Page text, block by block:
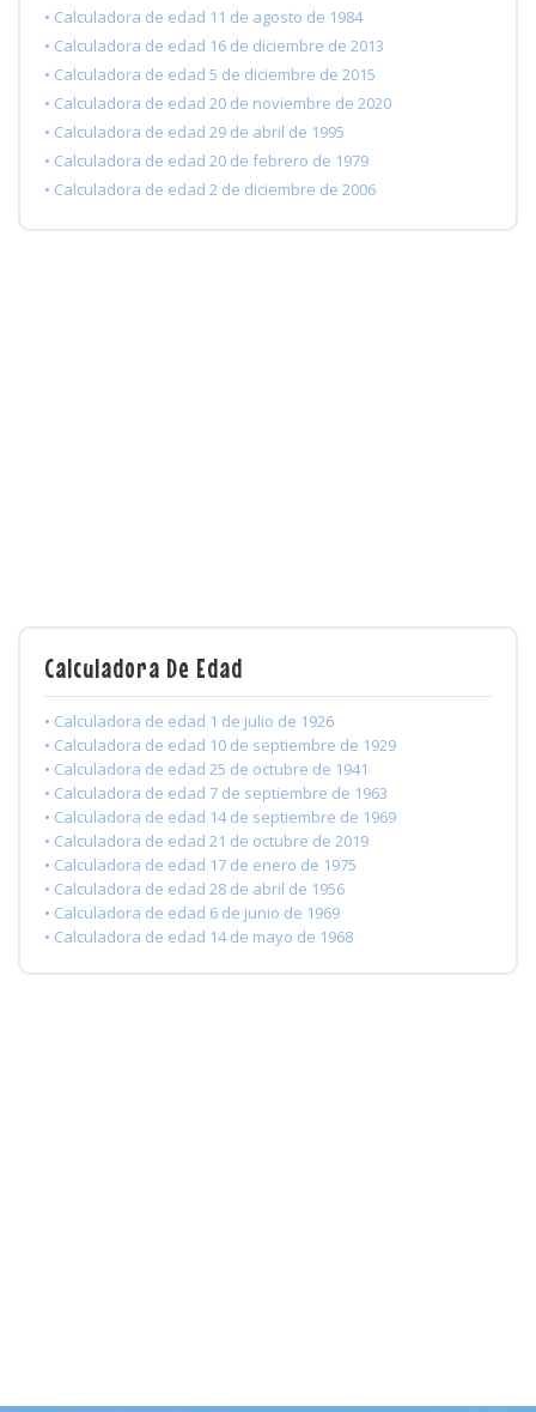
• Calculadora de edad 11 de agosto de 1984
• Calculadora de edad 16 de diciembre de 2013
• Calculadora de edad 5 de diciembre de 2015
• Calculadora de edad 20 de noviembre de 2020
• Calculadora de edad 29 de abril de 1995
• Calculadora de edad 20 de febrero de 1979
• Calculadora de edad 2 de diciembre de 2006
Calculadora De Edad
• Calculadora de edad 1 de julio de 1926
• Calculadora de edad 10 de septiembre de 1929
• Calculadora de edad 25 de octubre de 1941
• Calculadora de edad 7 de septiembre de 1963
• Calculadora de edad 14 de septiembre de 1969
• Calculadora de edad 21 de octubre de 2019
• Calculadora de edad 17 de enero de 1975
• Calculadora de edad 28 de abril de 1956
• Calculadora de edad 6 de junio de 1969
• Calculadora de edad 14 de mayo de 1968